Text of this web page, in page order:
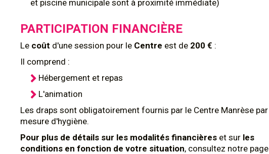
et piscine municipale sont à proximité immédiate)
PARTICIPATION FINANCIÈRE
Le coût d'une session pour le Centre est de 200 € :
Il comprend :
Hébergement et repas
L'animation
Les draps sont obligatoirement fournis par le Centre Manrèse par
mesure d'hygiène.
Pour plus de détails sur les modalités financières et sur les
conditions en fonction de votre situation, consultez notre page